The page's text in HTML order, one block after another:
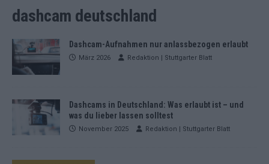
dashcam deutschland
Dashcam-Aufnahmen nur anlassbezogen erlaubt
März 2026 Redaktion | Stuttgarter Blatt
Dashcams in Deutschland: Was erlaubt ist – und
was du lieber lassen solltest
November 2025 Redaktion | Stuttgarter Blatt